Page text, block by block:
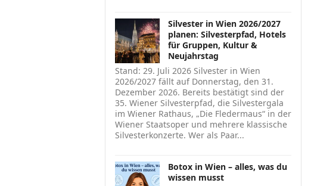
Silvester in Wien 2026/2027
planen: Silvesterpfad, Hotels
für Gruppen, Kultur &
Neujahrstag
Stand: 29. Juli 2026 Silvester in Wien
2026/2027 fällt auf Donnerstag, den 31.
Dezember 2026. Bereits bestätigt sind der
35. Wiener Silvesterpfad, die Silvestergala
im Wiener Rathaus, „Die Fledermaus“ in der
Wiener Staatsoper und mehrere klassische
Silvesterkonzerte. Wer als Paar...
Botox in Wien – alles, was du
wissen musst